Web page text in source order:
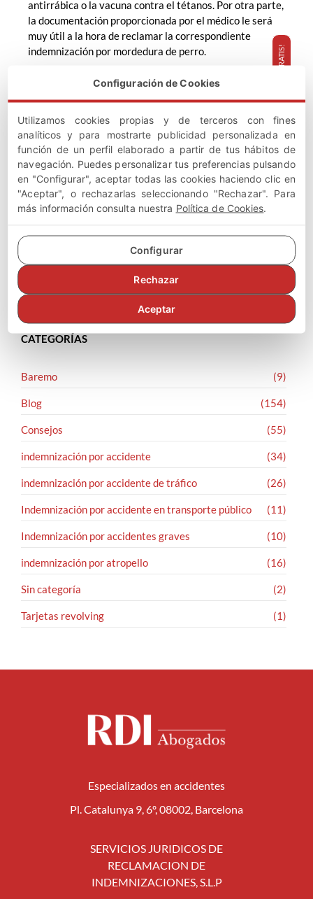
antirrábica o la vacuna contra el tétanos. Por otra parte,
la documentación proporcionada por el médico le será
muy útil a la hora de reclamar la correspondiente
indemnización por mordedura de perro.
SÍGUENOS EN FACEBOOK
CATEGORÍAS
Baremo (9)
Blog (154)
Consejos (55)
indemnización por accidente (34)
indemnización por accidente de tráfico (26)
Indemnización por accidente en transporte público (11)
Indemnización por accidentes graves (10)
indemnización por atropello (16)
Sin categoría (2)
Tarjetas revolving (1)
Especializados en accidentes
Pl. Catalunya 9, 6º, 08002, Barcelona
SERVICIOS JURIDICOS DE
RECLAMACION DE
INDEMNIZACIONES, S.L.P
¡TE LLAMAMOS GRATIS!
Configuración de Cookies
Utilizamos cookies propias y de terceros con fines
analíticos y para mostrarte publicidad personalizada en
función de un perfil elaborado a partir de tus hábitos de
navegación. Puedes personalizar tus preferencias pulsando
en "Configurar", aceptar todas las cookies haciendo clic en
"Aceptar", o rechazarlas seleccionando "Rechazar". Para
más información consulta nuestra Política de Cookies
Configurar
Rechazar
Aceptar